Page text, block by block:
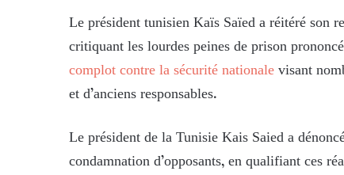
Le président tunisien Kaïs Saïed a réitéré son
critiquant les lourdes peines de prison
complot contre la sécurité nationalevisant
et d’anciens responsables.
Le président de la Tunisie Kais Saied a
condamnation d’opposants, en qualifiant ces